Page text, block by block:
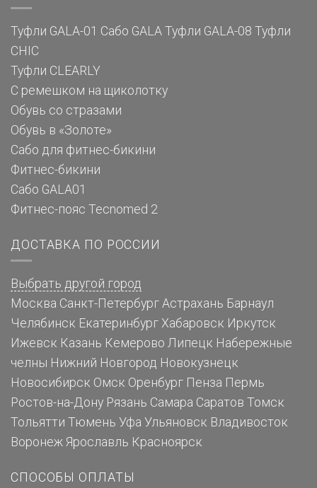
Туфли GALA-01 Сабо GALA Туфли GALA-08 Туфли
CHIC
Туфли CLEARLY
С ремешком на щиколотку
Обувь со стразами
Обувь в «Золоте»
Сабо для фитнес-бикини
Фитнес-бикини
Сабо GALA01
Фитнес-пояс Tecnomed 2
ДОСТАВКА ПО РОССИИ
Выбрать другой город
Москва Санкт-Петербург Астрахань Барнаул
Челябинск Екатеринбург Хабаровск Иркутск
Ижевск Казань Кемерово Липецк Набережные
челны Нижний Новгород Новокузнецк
Новосибирск Омск Оренбург Пенза Пермь
Ростов-на-Дону Рязань Самара Саратов Томск
Тольятти Тюмень Уфа Ульяновск Владивосток
Воронеж Ярославль Красноярск
СПОСОБЫ ОПЛАТЫ